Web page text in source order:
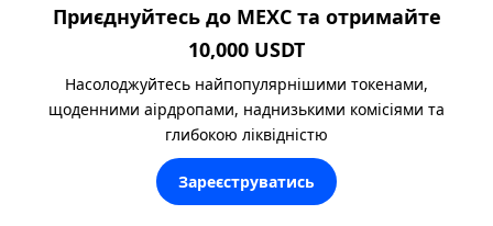
Приєднуйтесь до MEXC та отримайте
10,000 USDT
Насолоджуйтесь найпопулярнішими токенами,
щоденними аірдропами, наднизькими комісіями та
глибокою ліквідністю
Зареєструватись